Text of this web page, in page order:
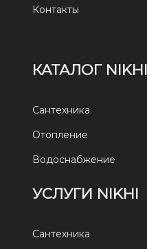
Контакты
КАТАЛОГ NIKHI
Сантехника
Отопление
Водоснабжение
УСЛУГИ NIKHI
Сантехника